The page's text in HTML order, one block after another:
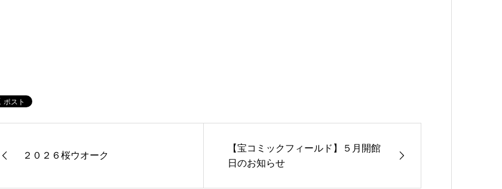
２０２６桜ウオーク
【宝コミックフィールド】５月開館
日のお知らせ